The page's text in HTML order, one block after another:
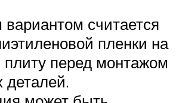
считается
пленки на
плиту перед монтажом
деталей.